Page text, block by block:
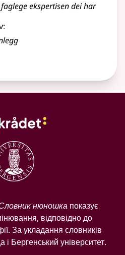
ekspertisen dei har
:
нюношкапоказує
відповідно до
За укладання словників
і Бергенський університет.